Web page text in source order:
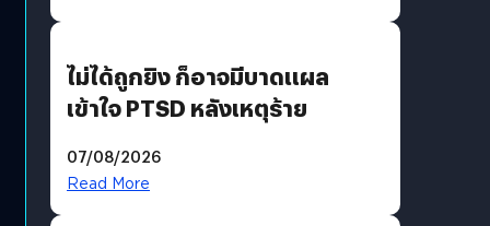
ไม่ได้ถูกยิง ก็อาจมีบาดแผล
เข้าใจ PTSD หลังเหตุร้าย
07/08/2026
Read More